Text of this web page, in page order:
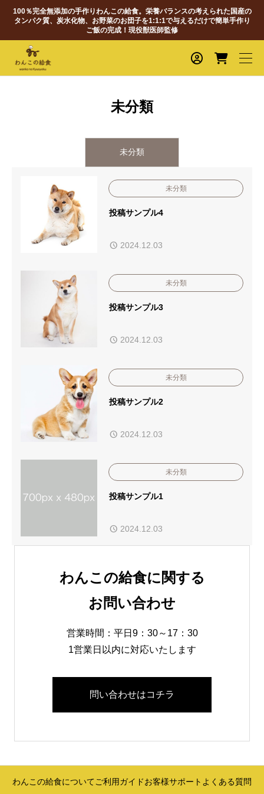
100％完全無添加の手作りわんこの給食。栄養バランスの考えられた国産の
タンパク質、炭水化物、お野菜のお団子を1:1:1で与えるだけで簡単手作り
ご飯の完成！現役獣医師監修
未分類
未分類
未分類
投稿サンプル4
2024.12.03
未分類
投稿サンプル3
2024.12.03
未分類
投稿サンプル2
2024.12.03
未分類
投稿サンプル1
2024.12.03
わんこの給食に関する
お問い合わせ
営業時間：平日9：30～17：30
1営業日以内に対応いたします
問い合わせはコチラ
わんこの給食についてご利用ガイドお客様サポート よくある質問